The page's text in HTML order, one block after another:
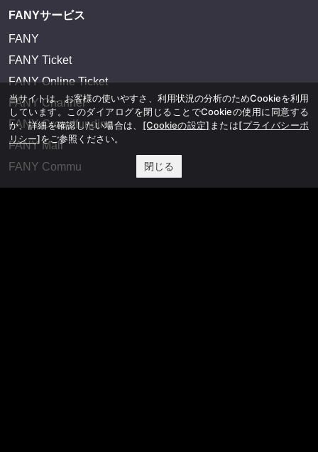
FANYサービス
FANY
FANY Ticket
FANY Online Ticket
FANY Channel
FANY Crowdfunding
FANY Mall
FANY Commu
当サイトは、お客様の使いやすさ、利用状況の分析のためCookieを利用
しています。このダイアログを閉じることでCookieの使用に同意する
か、詳細を確認したい場合は、 [Cookieの設定] または[プライバシーポ
リシー]をご参照ください。
閉じる